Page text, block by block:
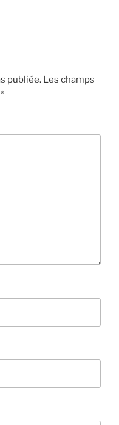
publiée. Les champs
*